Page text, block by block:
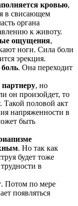
кровью,
в свисающем
органа
к животу.
ощущения,
ноги. Сила боли
эрекция.
. Она переходит
, но
он произойдет, то
Такой половой акт
напряженности в
быть
. Но так как
будет тоже
в
. Потом по мере
появляться